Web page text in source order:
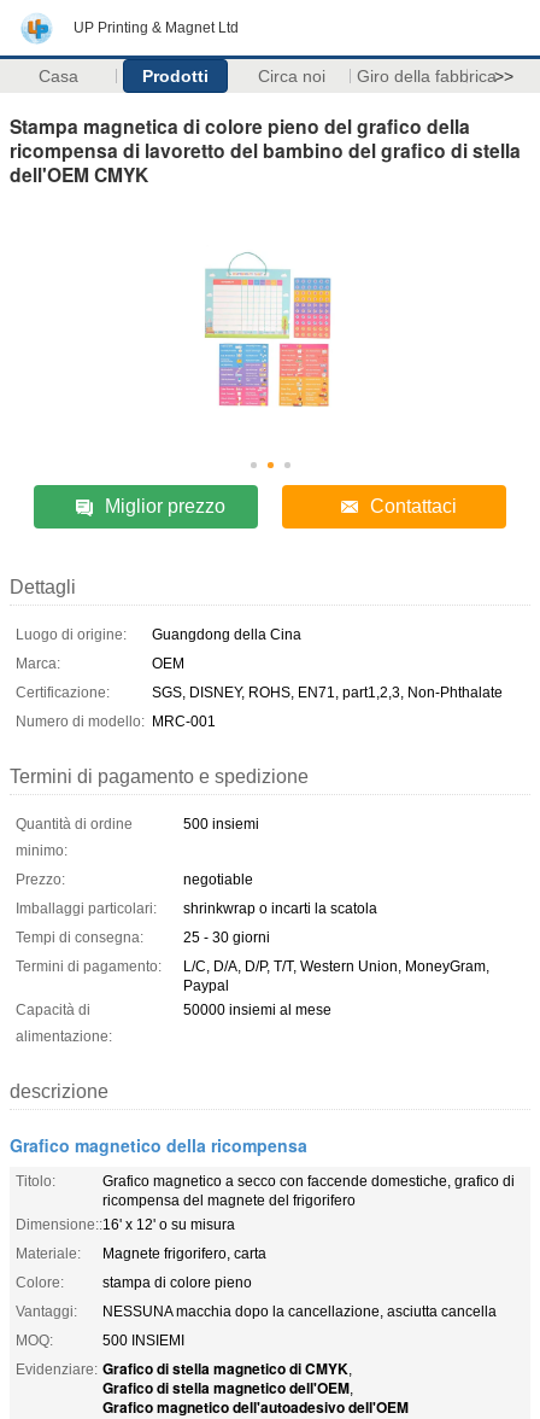
UP Printing & Magnet Ltd
Casa Prodotti Circa noi Giro della fabbrica>>
Stampa magnetica di colore pieno del grafico della
ricompensa di lavoretto del bambino del grafico di stella
dell'OEM CMYK
Miglior prezzo Contattaci
Dettagli
Luogo di origine:
Guangdong della Cina
Marca:
OEM
Certificazione:
SGS, DISNEY, ROHS, EN71, part1,2,3, Non-Phthalate
Numero di modello: MRC-001
Termini di pagamento e spedizione
Quantità di ordine
minimo:
500 insiemi
Prezzo:
negotiable
Imballaggi particolari:
shrinkwrap o incarti la scatola
Tempi di consegna:
25 - 30 giorni
Termini di pagamento:
L/C, D/A, D/P, T/T, Western Union, MoneyGram,
Paypal
Capacità di
alimentazione:
50000 insiemi al mese
descrizione
Grafico magnetico della ricompensa
Titolo:
Grafico magnetico a secco con faccende domestiche, grafico di
ricompensa del magnete del frigorifero
Dimensione::16' x 12' o su misura
Materiale:
Magnete frigorifero, carta
Colore:
stampa di colore pieno
Vantaggi:
NESSUNA macchia dopo la cancellazione, asciutta cancella
MOQ:
500 INSIEMI
Evidenziare: Grafico di stella magnetico di CMYK,
Grafico di stella magnetico dell'OEM,
Grafico magnetico dell'autoadesivo dell'OEM